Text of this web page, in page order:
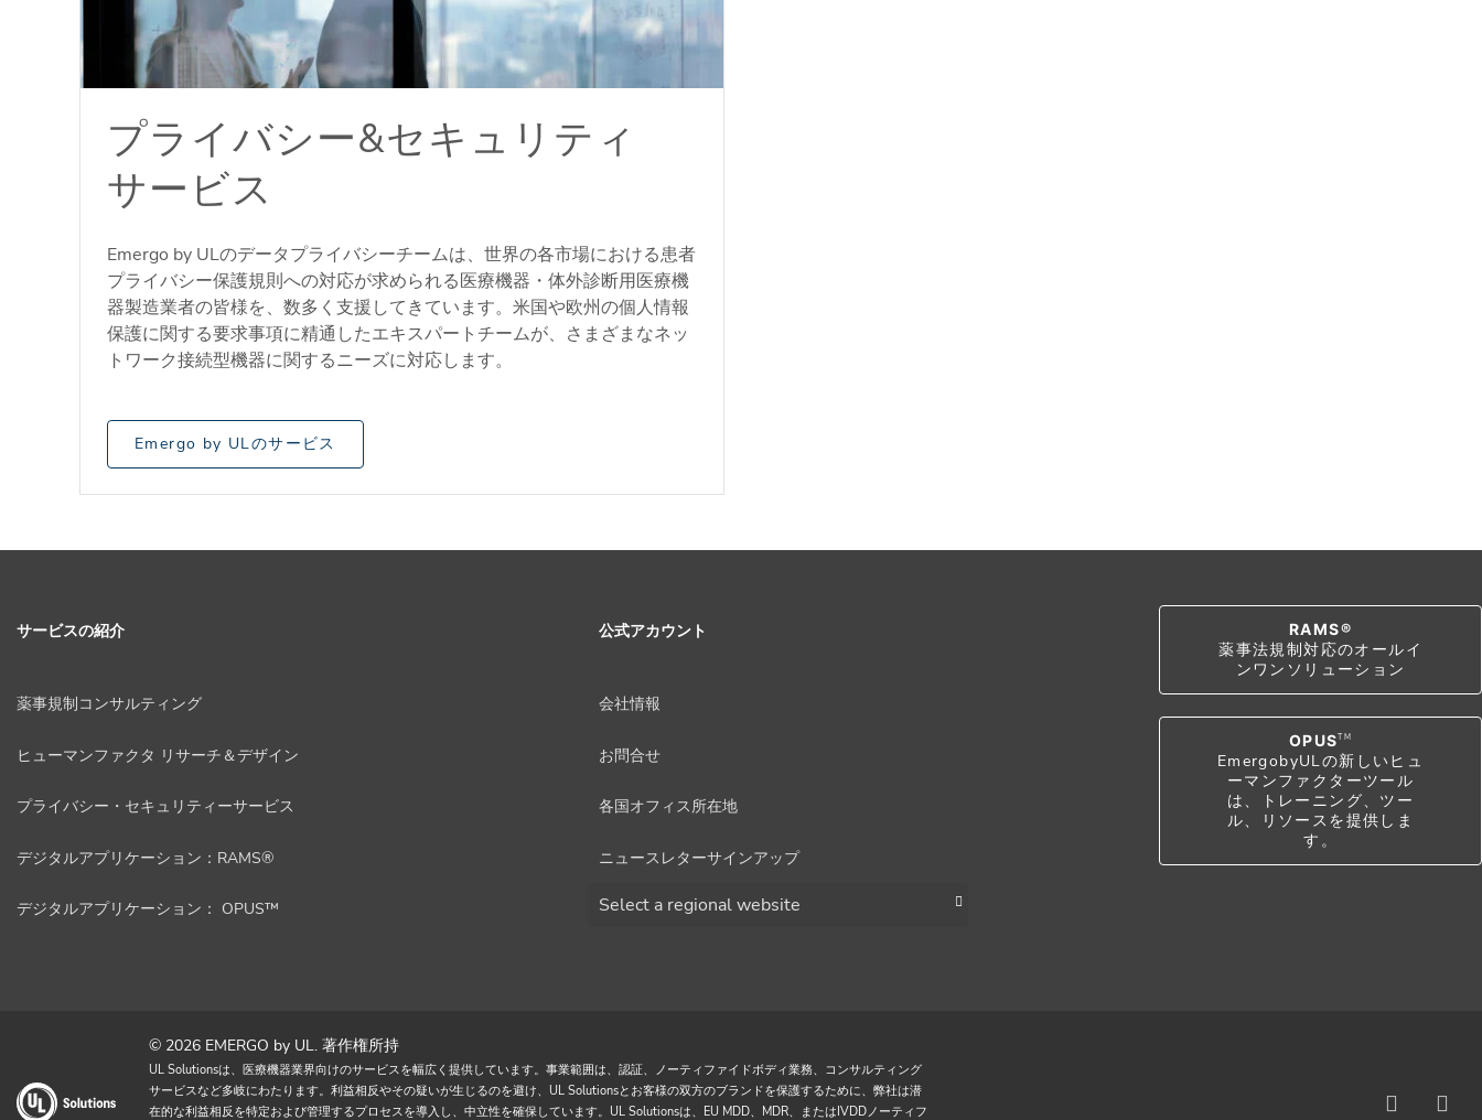
プライバシー&セキュリティ
サービス
Emergo by ULのデータプライバシーチームは、世界の各市場における患者
プライバシー保護規則への対応が求められる医療機器・体外診断用医療機
器製造業者の皆様を、数多く支援してきています。米国や欧州の個人情報
保護に関する要求事項に精通したエキスパートチームが、さまざまなネッ
トワーク接続型機器に関するニーズに対応します。
Emergo by ULのサービス
サービスの紹介
薬事規制コンサルティング
ヒューマンファクタ リサーチ＆デザイン
プライバシー・セキュリティーサービス
デジタルアプリケーション：RAMS®
デジタルアプリケーション： OPUS™
公式アカウント
会社情報
お問合せ
各国オフィス所在地
ニュースレターサインアップ
RAMS®
薬事法規制対応のオールイ
ンワンソリューション
OPUSTM
EmergobyULの新しいヒュ
ーマンファクターツール
は、トレーニング、ツー
ル、リソースを提供しま
す。
© 2026 EMERGO by UL. 著作権所持
UL Solutionsは、医療機器業界向けのサービスを幅広く提供しています。事業範囲は、認証、ノーティファイドボディ業務、コンサルティング
サービスなど多岐にわたります。利益相反やその疑いが生じるのを避け、UL Solutionsとお客様の双方のブランドを保護するために、弊社は潜
在的な利益相反を特定および管理するプロセスを導入し、中立性を確保しています。UL Solutionsは、EU MDD、MDR、またはIVDDノーティフ